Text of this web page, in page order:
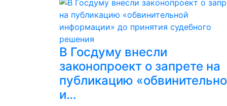
В Госдуму внесли
законопроект о запрете на
публикацию
и…